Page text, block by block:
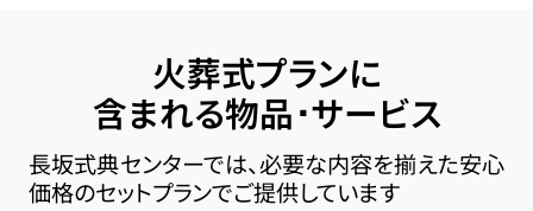
火葬式プランに
含まれる物品･サービス
長坂式典センターでは、必要な内容を揃えた安心
価格のセットプランでご提供しています